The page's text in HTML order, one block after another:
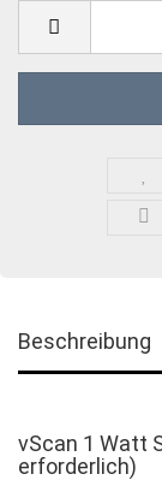
Beschreibung
vScan 1 Watt
erforderlich)